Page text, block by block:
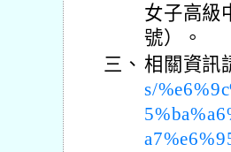
女子高級
號）。
三、 相關資訊
s/